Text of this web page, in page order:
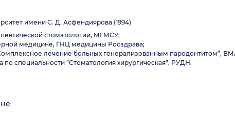
имени С. Д. Асфендиярова (1994)
стоматологии, МГМСУ;
медицине, ГНЦ медицины Росздрава;
лечение больных генерализованным пародонтитом”,
по специальности ”Стоматология хирургическая”, РУДН.